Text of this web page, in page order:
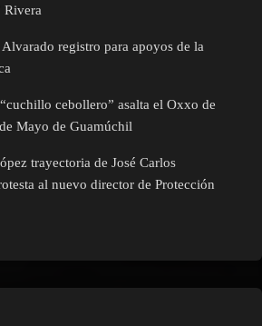
Rivera
registro para apoyos de la
cebollero” asalta el Oxxo de
Mayo de Guamúchil
trayectoria de José Carlos
al nuevo director de Protección